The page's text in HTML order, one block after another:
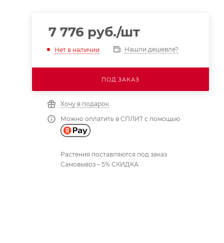
7 776 руб./шт
Нет в наличии Нашли дешевле?
ПОД ЗАКАЗ
Хочу в подарок
Можно оплатить в СПЛИТ с помощью
Растения поставляются под заказ
Самовывоз – 5% СКИДКА